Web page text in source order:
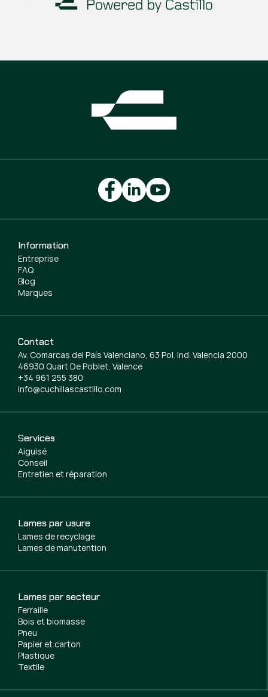
Services
Aiguisé
Conseil
Entretien et réparation
Lames par usure
Lames de recyclage
Lames de manutention
Lames par secteur
Ferraille
Bois et biomasse
Pneu
Papier et carton
Plastique
Textile
Information
Entreprise
FAQ
Blog
Marques
Contact
Av. Comarcas del País Valenciano, 63 Pol. Ind. Valencia 2000
46930 Quart De Poblet, Valence
+34 961 255 380
info@cuchillascastillo.com